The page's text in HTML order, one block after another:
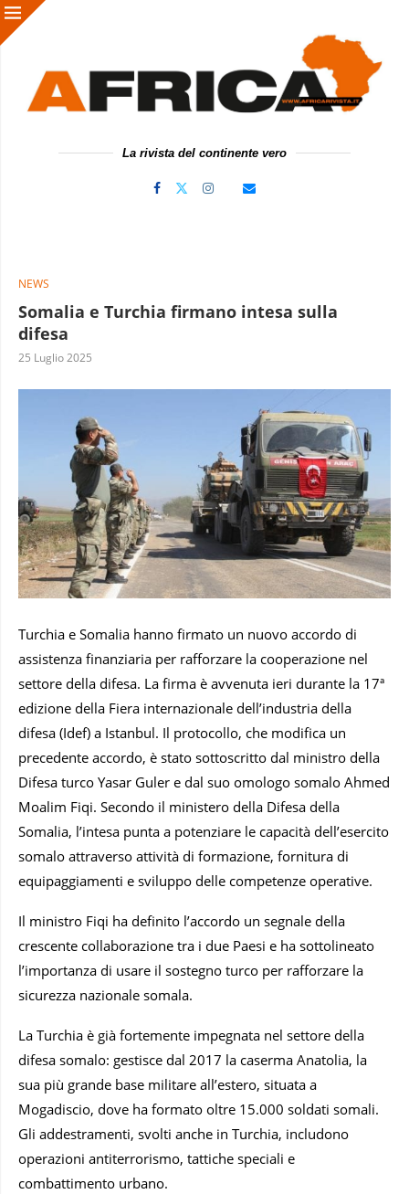
La rivista del continente vero
NEWS
Somalia e Turchia firmano intesa sulla
difesa
25 Luglio 2025
Turchia e Somalia hanno firmato un nuovo accordo di
assistenza finanziaria per rafforzare la cooperazione nel
settore della difesa. La firma è avvenuta ieri durante la 17ª
edizione della Fiera internazionale dell’industria della
difesa (Idef) a Istanbul. Il protocollo, che modifica un
precedente accordo, è stato sottoscritto dal ministro della
Difesa turco Yasar Guler e dal suo omologo somalo Ahmed
Moalim Fiqi. Secondo il ministero della Difesa della
Somalia, l’intesa punta a potenziare le capacità dell’esercito
somalo attraverso attività di formazione, fornitura di
equipaggiamenti e sviluppo delle competenze operative.
Il ministro Fiqi ha definito l’accordo un segnale della
crescente collaborazione tra i due Paesi e ha sottolineato
l’importanza di usare il sostegno turco per rafforzare la
sicurezza nazionale somala.
La Turchia è già fortemente impegnata nel settore della
difesa somalo: gestisce dal 2017 la caserma Anatolia, la
sua più grande base militare all’estero, situata a
Mogadiscio, dove ha formato oltre 15.000 soldati somali.
Gli addestramenti, svolti anche in Turchia, includono
operazioni antiterrorismo, tattiche speciali e
combattimento urbano.